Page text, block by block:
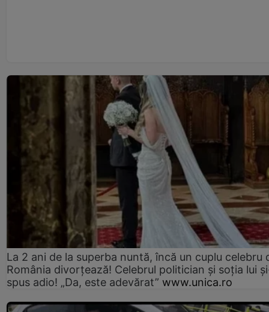
La 2 ani de la superba nuntă, încă un cuplu celebru
România divorțează! Celebrul politician și soția lui
spus adio! „Da, este adevărat” www.unica.ro